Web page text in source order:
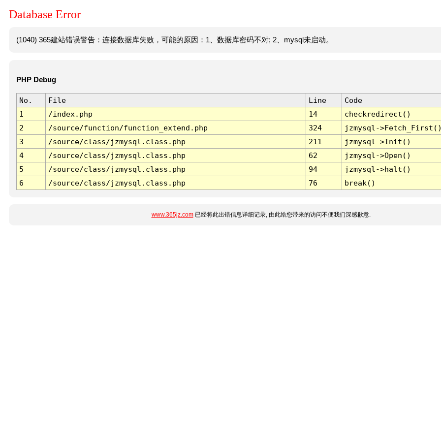
Database Error
(1040) 365建站错误警告：连接数据库失败，可能的原因：1、数据库密码不对; 2、mysql未启动。
PHP Debug
No. File Line
Code
1
/index.php 14
checkredirect()
2
/source/function/function_extend.php 324
jzmysql-
3
/source/class/jzmysql.class.php 211
jzmysql->Init()
4
/source/class/jzmysql.class.php 62
jzmysql->Open()
5
/source/class/jzmysql.class.php 94
jzmysql->halt()
6
/source/class/jzmysql.class.php 76 break()
www.365jz.com已经将此出错信息详细记录, 由此给您带来的访问不便我们深感歉意.